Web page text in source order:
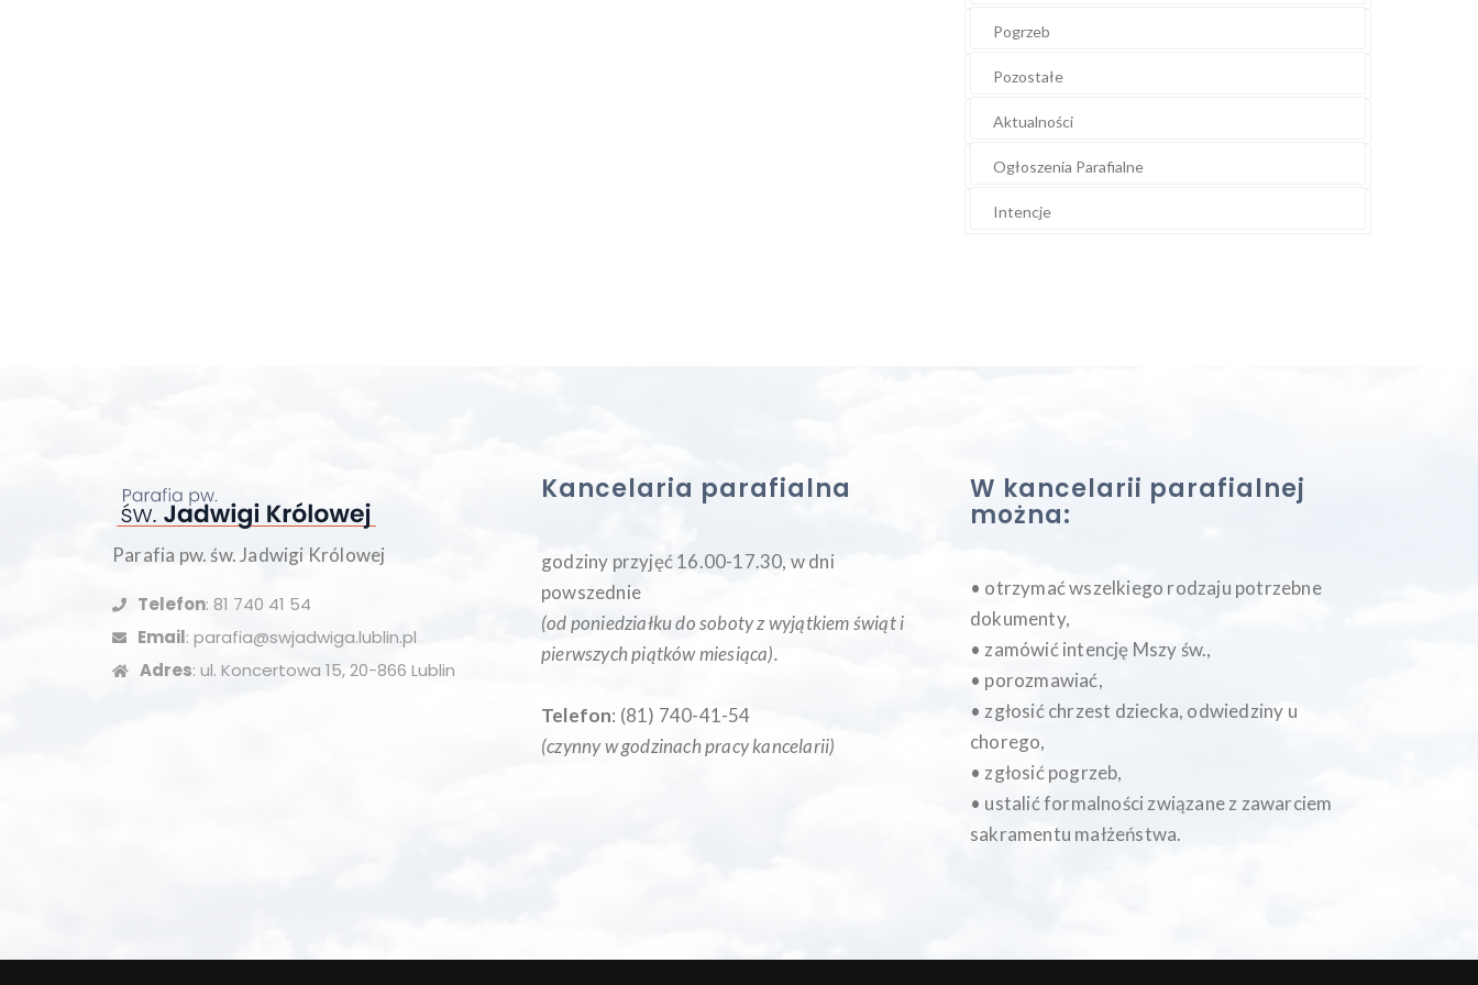
Pogrzeb
Pozostałe
Aktualności
Ogłoszenia Parafialne
Intencje
Parafia pw. św. Jadwigi Królowej
Telefon: 81 740 41 54
Email: parafia@swjadwiga.lublin.pl
Adres: ul. Koncertowa 15, 20-866 Lublin
Kancelaria parafialna
godziny przyjęć 16.00-17.30, w dni
powszednie
(od poniedziałku do soboty z wyjątkiem świąt i
pierwszych piątków miesiąca).
Telefon: (81) 740-41-54
(czynny w godzinach pracy kancelarii)
W kancelarii parafialnej
można:
• otrzymać wszelkiego rodzaju potrzebne
dokumenty,
• zamówić intencję Mszy św.,
• porozmawiać,
• zgłosić chrzest dziecka, odwiedziny u
chorego,
• zgłosić pogrzeb,
• ustalić formalności związane z zawarciem
sakramentu małżeństwa.